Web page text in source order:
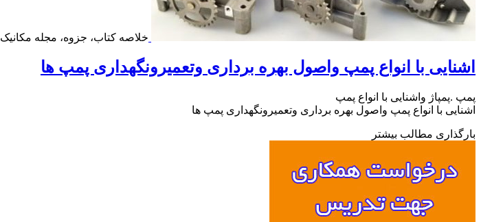
خلاصه کتاب، جزوه، مجله مکانیک
اشنایی با انواع پمپ واصول بهره برداری وتعمیرونگهداری پمپ ها
پمپ .پمپاژ واشنایی با انواع پمپ
اشنایی با انواع پمپ واصول بهره برداری وتعمیرونگهداری پمپ ها
بارگذاری مطالب بیشتر